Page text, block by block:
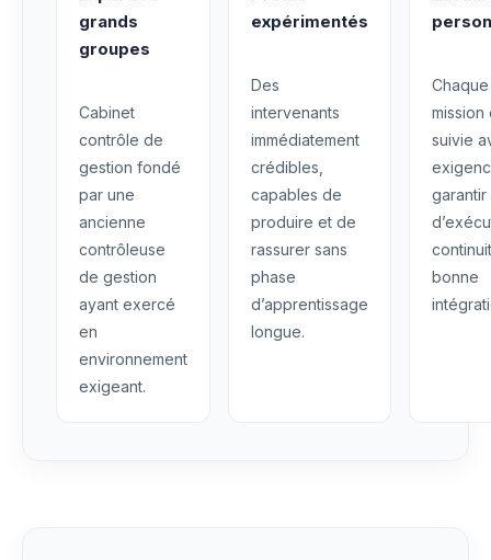
grands
groupes
Cabinet
contrôle de
gestion fondé
par une
ancienne
contrôleuse
de gestion
ayant exercé
en
environnement
exigeant.
expérimentés
Des
intervenants
immédiatement
crédibles,
capables de
produire et de
rassurer sans
phase
d’apprentissage
longue.
Chaque
mission
suivie
garantir
bonne